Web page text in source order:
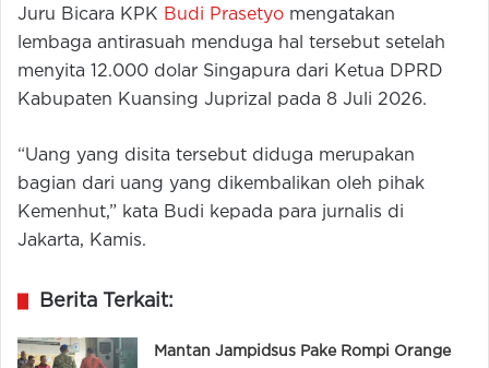
Juru Bicara KPK Budi Prasetyo mengatakan
lembaga antirasuah menduga hal tersebut setelah
menyita 12.000 dolar Singapura dari Ketua DPRD
Kabupaten Kuansing Juprizal pada 8 Juli 2026.
“Uang yang disita tersebut diduga merupakan
bagian dari uang yang dikembalikan oleh pihak
Kemenhut,” kata Budi kepada para jurnalis di
Jakarta, Kamis.
Berita Terkait:
Mantan Jampidsus Pake Rompi Orange